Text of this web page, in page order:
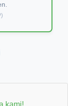
kami!